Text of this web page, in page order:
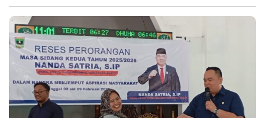
Kenaikan
Bantuan
Modal
UMKM